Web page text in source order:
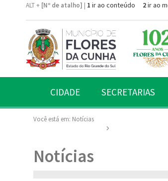
ALT + [Nº de atalho] | 1 ir ao conteúdo 2ir ao
CIDADE SECRETARIAS
Você está em: Notícias
Notícias